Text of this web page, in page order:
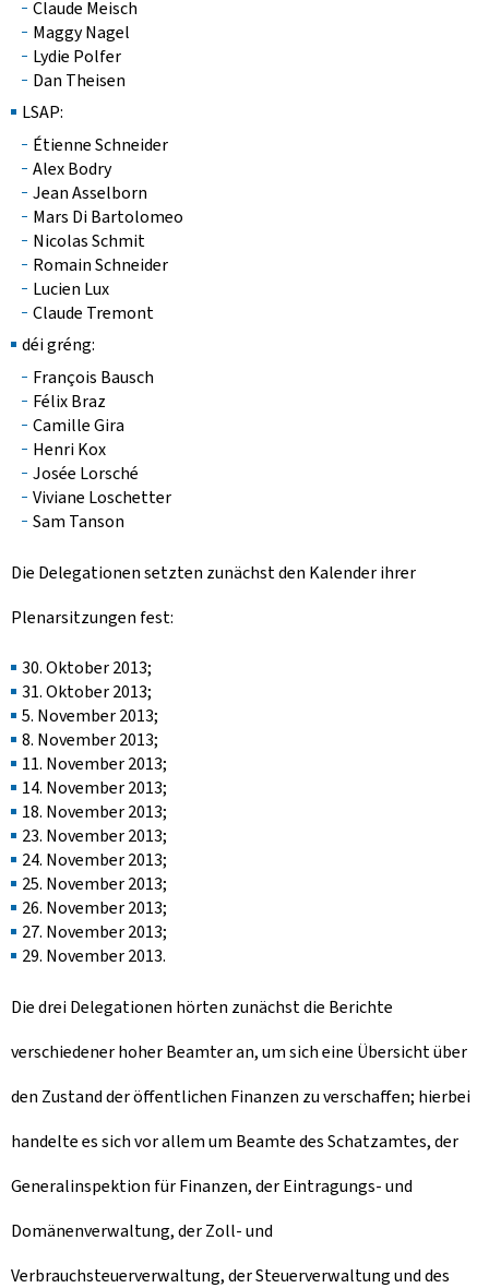
Claude Meisch
Maggy Nagel
Lydie Polfer
Dan Theisen
LSAP:
Étienne Schneider
Alex Bodry
Jean Asselborn
Mars Di Bartolomeo
Nicolas Schmit
Romain Schneider
Lucien Lux
Claude Tremont
déi gréng:
François Bausch
Félix Braz
Camille Gira
Henri Kox
Josée Lorsché
Viviane Loschetter
Sam Tanson
Die Delegationen setzten zunächst den Kalender ihrer
Plenarsitzungen fest:
30. Oktober 2013;
31. Oktober 2013;
5. November 2013;
8. November 2013;
11. November 2013;
14. November 2013;
18. November 2013;
23. November 2013;
24. November 2013;
25. November 2013;
26. November 2013;
27. November 2013;
29. November 2013.
Die drei Delegationen hörten zunächst die Berichte
verschiedener hoher Beamter an, um sich eine Übersicht über
den Zustand der öffentlichen Finanzen zu verschaffen; hierbei
handelte es sich vor allem um Beamte des Schatzamtes, der
Generalinspektion für Finanzen, der Eintragungs- und
Domänenverwaltung, der Zoll- und
Verbrauchsteuerverwaltung, der Steuerverwaltung und des